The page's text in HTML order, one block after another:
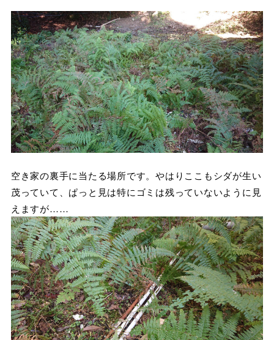
空き家の裏手に当たる場所です。やはりここもシダが生い
茂っていて、ぱっと見は特にゴミは残っていないように見
えますが……